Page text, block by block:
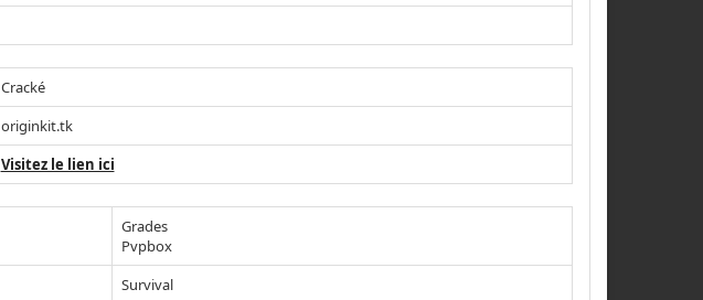
Cracké
originkit.tk
Visitez le lien ici
Grades
Pvpbox
Survival